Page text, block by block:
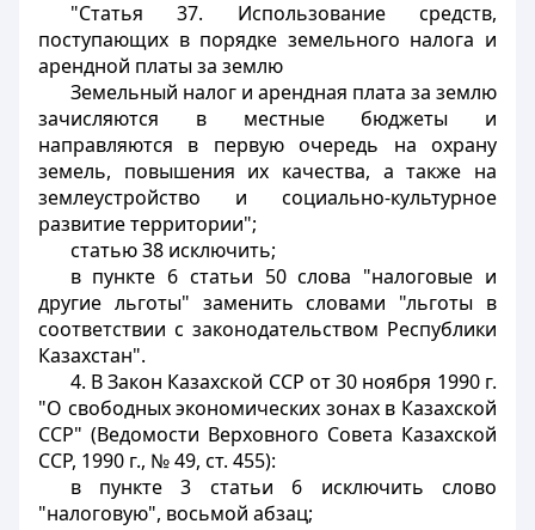
"Статья 37. Использование средств,
поступающих в порядке земельного налога и
арендной платы за землю
Земельный налог и арендная плата за землю
зачисляются в местные бюджеты и
направляются в первую очередь на охрану
земель, повышения их качества, а также на
землеустройство и социально-культурное
развитие территории";
статью 38 исключить;
в пункте 6 статьи 50 слова "налоговые и
другие льготы" заменить словами "льготы в
соответствии с законодательством Республики
Казахстан".
4. В Закон Казахской ССР от 30 ноября 1990 г.
"О свободных экономических зонах в Казахской
ССР" (Ведомости Верховного Совета Казахской
ССР, 1990 г., № 49, ст. 455):
в пункте 3 статьи 6 исключить слово
"налоговую", восьмой абзац;